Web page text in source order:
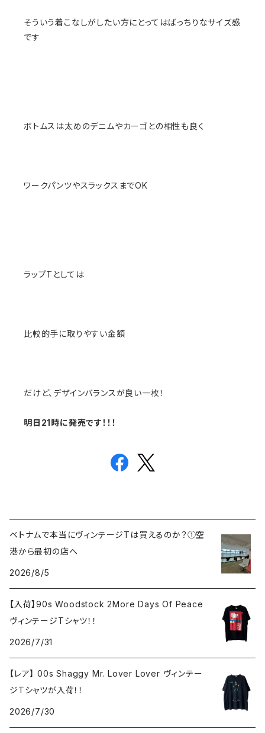
そういう着こなしがしたい方にとってはばっちりなサイズ感
です
ボトムスは太めのデニムやカーゴとの相性も良く
ワークパンツやスラックスまでOK
ラップTとしては
比較的手に取りやすい金額
だけど、デザインバランスが良い一枚！
明日21時に発売です！！！
ベトナムで本当にヴィンテージTは買えるのか？①空
港から最初の店へ
2026/8/5
【入荷】90s Woodstock 2More Days Of Peace
ヴィンテージTシャツ！！
2026/7/31
【レア】 00s Shaggy Mr. Lover Lover ヴィンテー
ジTシャツが入荷！！
2026/7/30